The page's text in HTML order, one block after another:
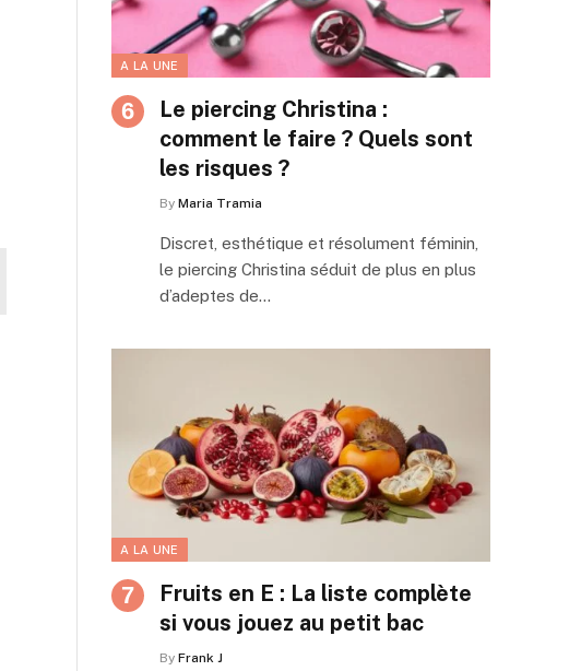
A LA UNE
Le piercing Christina :
comment le faire ? Quels sont
les risques ?
By Maria Tramia
Discret, esthétique et résolument féminin,
le piercing Christina séduit de plus en plus
d’adeptes de…
A LA UNE
Fruits en E : La liste complète
si vous jouez au petit bac
By Frank J